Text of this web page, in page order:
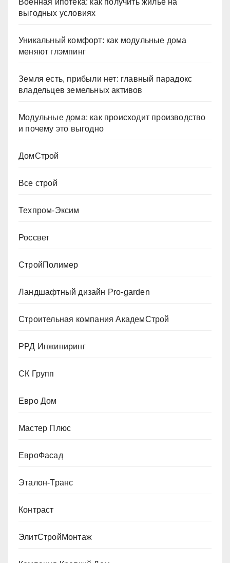
Военная ипотека: как получить жильё на
выгодных условиях
Уникальный комфорт: как модульные дома
меняют глэмпинг
Земля есть, прибыли нет: главный парадокс
владельцев земельных активов
Модульные дома: как происходит производство
и почему это выгодно
ДомСтрой
Все строй
Техпром-Эксим
Россвет
СтройПолимер
Ландшафтный дизайн Pro-garden
Строительная компания АкадемСтрой
РРД Инжиниринг
СК Групп
Евро Дом
Мастер Плюс
ЕвроФасад
Эталон-Транс
Контраст
ЭлитСтройМонтаж